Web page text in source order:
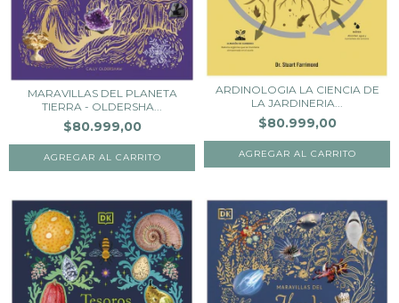
MARAVILLAS DEL PLANETA
TIERRA - OLDERSHA...
$80.999,00
ARDINOLOGIA LA CIENCIA DE
LA JARDINERIA...
$80.999,00